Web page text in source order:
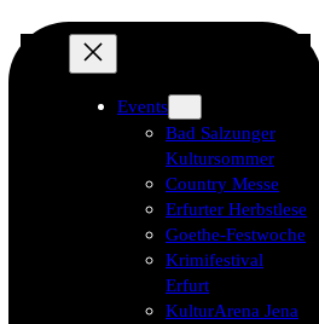
Events
Bad Salzunger
Kultursommer
Country Messe
Erfurter Herbstlese
Goethe-Festwoche
Krimifestival
Erfurt
KulturArena Jena